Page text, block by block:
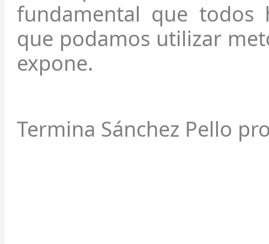
fundamental que todos
que podamos utilizar
expone.
Termina Sánchez Pello